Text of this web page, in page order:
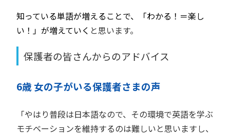
知っている単語が増えることで、「わかる！＝楽し
い！」が増えていく と思います。
保護者の皆さんからのアドバイス
6歳 女の子がいる保護者さまの声
「やはり普段は日本語なので、その環境で英語を学ぶ
モチベーションを維持するのは難しいと思いますし、